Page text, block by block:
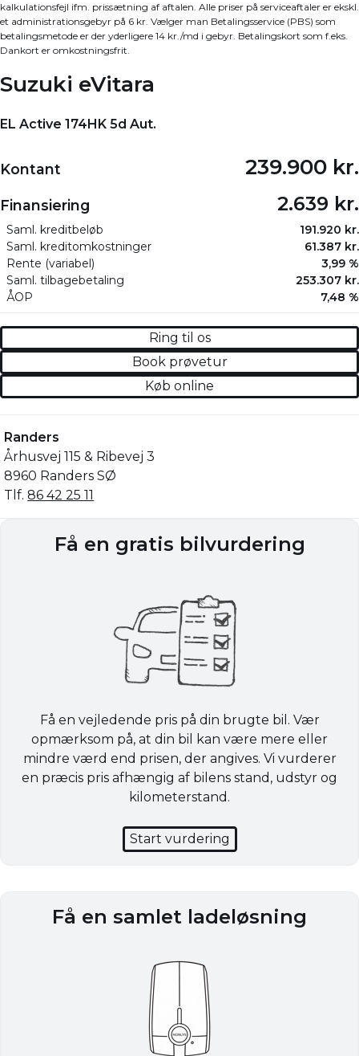
kalkulationsfejl ifm. prissætning af aftalen. Alle priser på serviceaftaler er ekskl.
et administrationsgebyr på 6 kr. Vælger man Betalingsservice (PBS) som
betalingsmetode er der yderligere 14 kr./md i gebyr. Betalingskort som f.eks.
Dankort er omkostningsfrit.
Suzuki eVitara
EL Active 174HK 5d Aut.
Kontant 239.900 kr.
Finansiering 2.639 kr.
Saml. kreditbeløb
191.920 kr.
Saml. kreditomkostninger
61.387 kr.
Rente (variabel)
3,99 %
Saml. tilbagebetaling
253.307 kr.
ÅOP
7,48 %
Ring til os
Book prøvetur
Køb online
Randers
Århusvej 115 & Ribevej 3
8960 Randers SØ
Tlf.86 42 25 11
Få en gratis bilvurdering
Få en vejledende pris på din brugte bil. Vær
opmærksom på, at din bil kan være mere eller
mindre værd end prisen, der angives. Vi vurderer
en præcis pris afhængig af bilens stand, udstyr og
kilometerstand.
Start vurdering
Få en samlet ladeløsning